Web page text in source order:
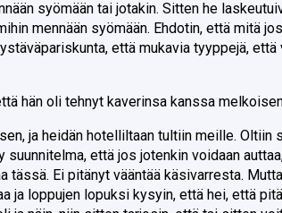
syömään tai jotakin. Sitten he
mennään syömään. Ehdotin, että mitä
että mukavia tyyppejä, että
hän oli tehnyt kaverinsa kanssa
ja heidän hotelliltaan tultiin meille. Oltiin
suunnitelma, että jos jotenkin voidaan
tässä. Ei pitänyt vääntää käsivarresta.
ja loppujen lopuksi kysyin, että hei, että